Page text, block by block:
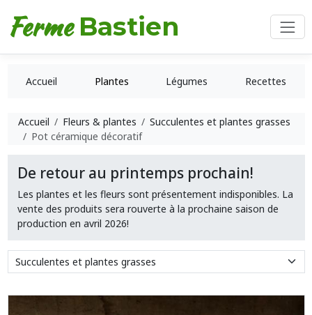
Ferme Bastien
Accueil Plantes Légumes Recettes
Accueil Fleurs & plantes
Succulentes et plantes grasses
Pot céramique décoratif
De retour au printemps prochain!
Les plantes et les fleurs sont présentement indisponibles. La
vente des produits sera rouverte à la prochaine saison de
production en avril 2026!